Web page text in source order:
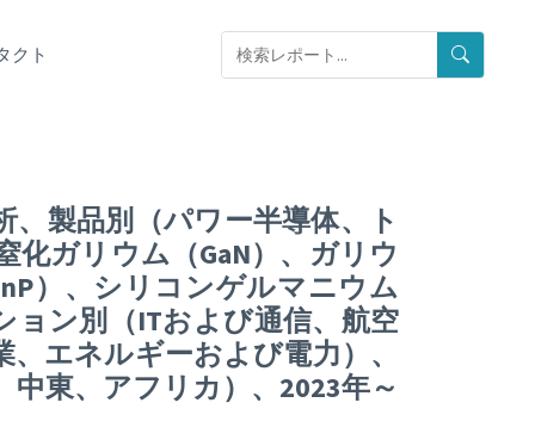
クト
、製品別（パワー半導体、ト
ガリウム（GaN）、ガリウ
）、シリコンゲルマニウム
ョン別（ITおよび通信、航空
エネルギーおよび電力）、
東、アフリカ）、2023年～